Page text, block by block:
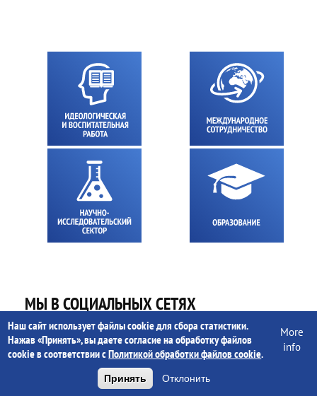
МЫ В СОЦИАЛЬНЫХ СЕТЯХ
Чат-бот ректората ГГУ
ГГУ в Телеграмм
Наш сайт использует файлы cookie для сбора статистики.
Нажав «Принять», вы даете согласие на обработку файлов
cookie в соответствии сПолитикой обработки файлов cookie.
More
info
Принять Отклонить